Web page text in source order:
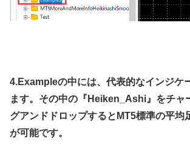
4.Exampleの中には、代表的なインジケ
ます。その中の『Heiken_Ashi』をチャ
グアンドドロップするとMT5標準の平均
が可能です。